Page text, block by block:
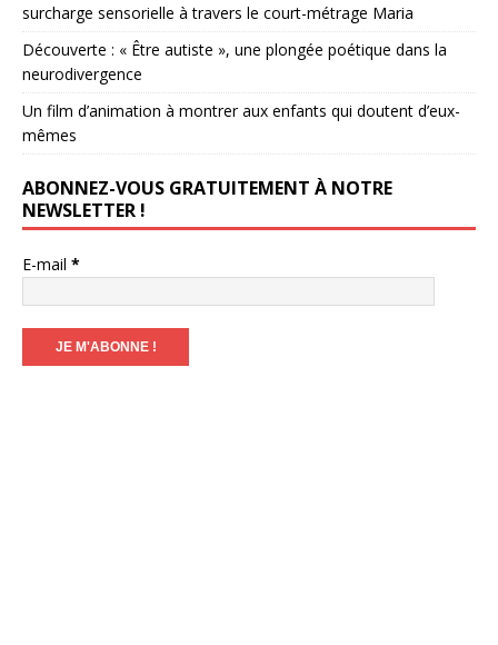
surcharge sensorielle à travers le court-métrage Maria
Découverte : « Être autiste », une plongée poétique dans la
neurodivergence
Un film d’animation à montrer aux enfants qui doutent d’eux-
mêmes
ABONNEZ-VOUS GRATUITEMENT À NOTRE
NEWSLETTER !
E-mail *